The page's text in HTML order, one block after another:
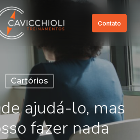
Contato
Cartórios
ajudá-lo, mas
fazer nada